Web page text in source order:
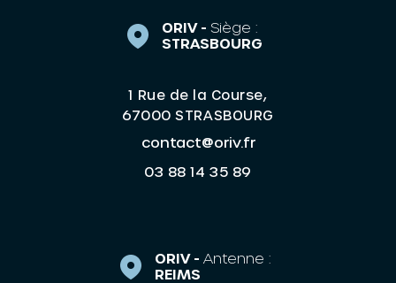
ORIV - Siège :
STRASBOURG
1 Rue de la Course,
67000 STRASBOURG
contact@oriv.fr
03 88 14 35 89
ORIV - Antenne :
REIMS